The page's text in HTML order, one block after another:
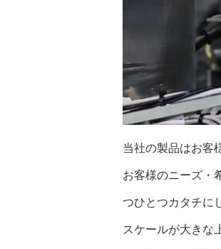
当社の製品はお客
お客様のニーズ・
つひとつカタチに
スケールが大きな